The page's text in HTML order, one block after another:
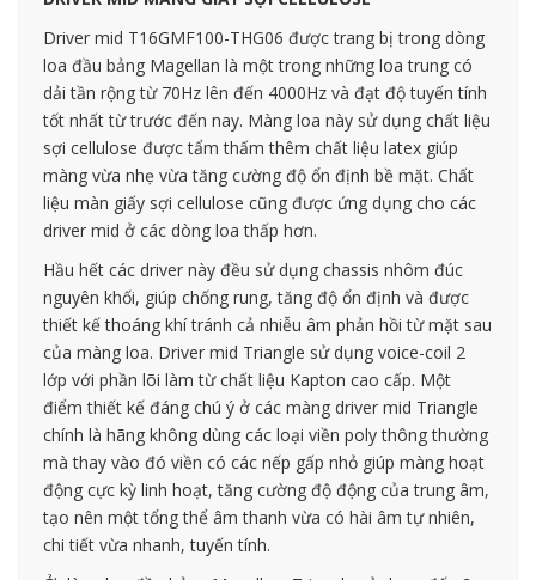
Driver mid T16GMF100-THG06 được trang bị trong dòng
loa đầu bảng Magellan là một trong những loa trung có
dải tần rộng từ 70Hz lên đến 4000Hz và đạt độ tuyến tính
tốt nhất từ trước đến nay. Màng loa này sử dụng chất liệu
sợi cellulose được tẩm thấm thêm chất liệu latex giúp
màng vừa nhẹ vừa tăng cường độ ổn định bề mặt. Chất
liệu màn giấy sợi cellulose cũng được ứng dụng cho các
driver mid ở các dòng loa thấp hơn.
Hầu hết các driver này đều sử dụng chassis nhôm đúc
nguyên khối, giúp chống rung, tăng độ ổn định và được
thiết kế thoáng khí tránh cả nhiễu âm phản hồi từ mặt sau
của màng loa. Driver mid Triangle sử dụng voice-coil 2
lớp với phần lõi làm từ chất liệu Kapton cao cấp. Một
điểm thiết kế đáng chú ý ở các màng driver mid Triangle
chính là hãng không dùng các loại viền poly thông thường
mà thay vào đó viền có các nếp gấp nhỏ giúp màng hoạt
động cực kỳ linh hoạt, tăng cường độ động của trung âm,
tạo nên một tổng thể âm thanh vừa có hài âm tự nhiên,
chi tiết vừa nhanh, tuyến tính.